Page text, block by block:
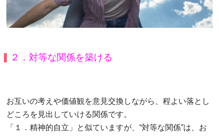
２．対等な関係を築ける
お互いの考えや価値観を意見交換しながら、程よい落とし
どころを見出していける関係です。
「１．精神的自立」と似ていますが、“対等な関係”は、お